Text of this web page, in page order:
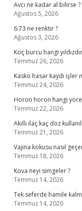
Avcı ne kadar al bilirse ?
Ağustos 5, 2026
6.73 ne renktir ?
Ağustos 3, 2026
Koç burcu hangi
Temmuz 26, 2026
Kasko hasar kaydı işler
Temmuz 24, 2026
Horon horon hangi
Temmuz 22, 2026
Akıllı ilaç kaç doz
Temmuz 21, 2026
Vajina kokusu nasıl
Temmuz 18, 2026
Kova neyi simgeler ?
Temmuz 14, 2026
Tek seferde hamile
Temmuz 14, 2026